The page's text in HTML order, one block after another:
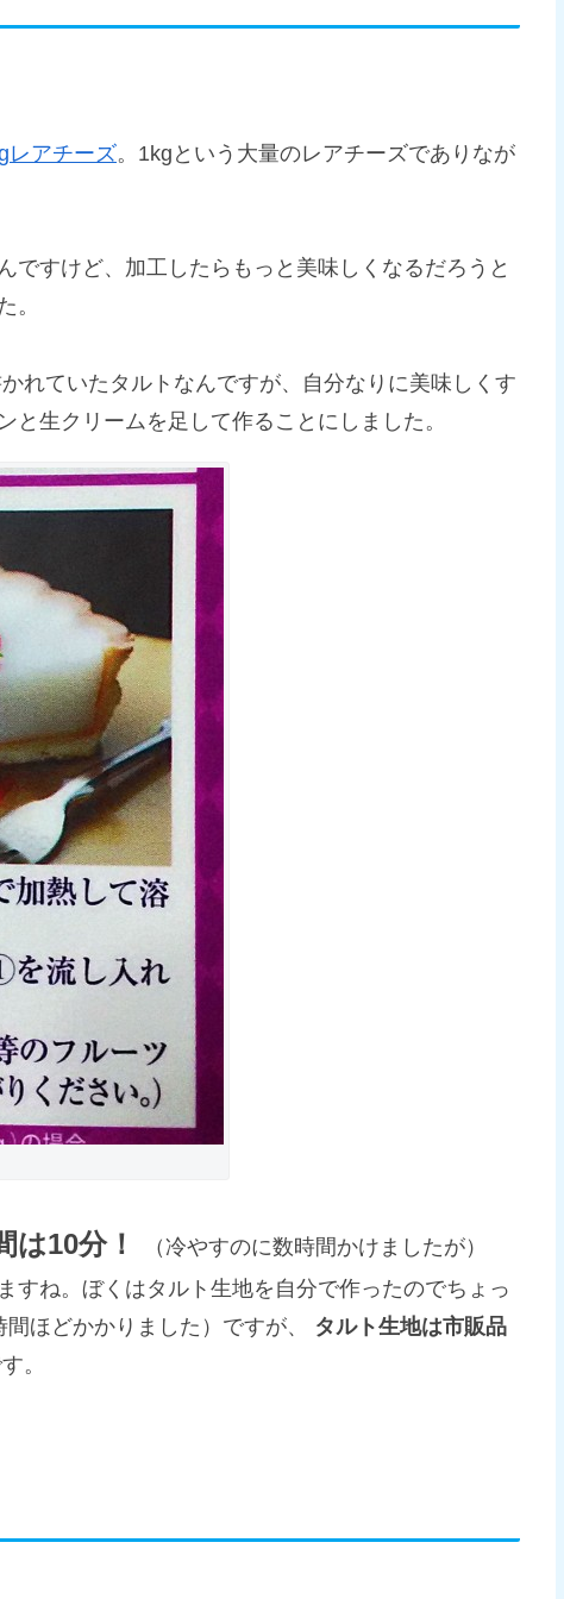
レアチーズ。1kgという大量のレアチーズでありなが
ですけど、加工したらもっと美味しくなるだろうと
。
れていたタルトなんですが、自分なりに美味しくす
生クリームを足して作ることにしました。
は10分！
（冷やすのに数時間かけましたが）
すね。ぼくはタルト生地を自分で作ったのでちょっ
ほどかかりました）ですが、
タルト生地は市販品
。